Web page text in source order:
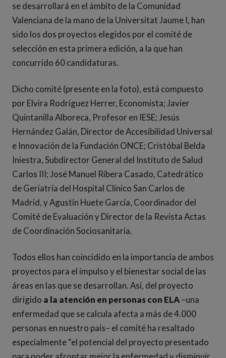
se desarrollará en el ámbito de la Comunidad
Valenciana de la mano de la Universitat Jaume I, han
sido los dos proyectos elegidos por el comité de
selección en esta primera edición, a la que han
concurrido 60 candidaturas.
Dicho comité (presente en la foto), está compuesto
por Elvira Rodríguez Herrer, Economista; Javier
Quintanilla Alboreca, Profesor en IESE; Jesús
Hernández Galán, Director de Accesibilidad Universal
e Innovación de la Fundación ONCE; Cristóbal Belda
Iniestra, Subdirector General del Instituto de Salud
Carlos III; José Manuel Ribera Casado, Catedrático
de Geriatría del Hospital Clínico San Carlos de
Madrid, y Agustín Huete García, Coordinador del
Comité de Evaluación y Director de la Revista Actas
de Coordinación Sociosanitaria.
Todos ellos han coincidido en la importancia de ambos
proyectos para el impulso y el bienestar social de las
áreas en las que se desarrollan. Así, del proyecto
dirigido a la atención en personas con ELA–una
enfermedad que se calcula afecta a más de 4.000
personas en nuestro país– el comité ha resaltado
especialmente “el potencial del proyecto presentado